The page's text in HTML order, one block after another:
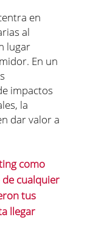
en
al
lugar
En un
impactos
la
dar valor a
como
cualquier
tus
llegar